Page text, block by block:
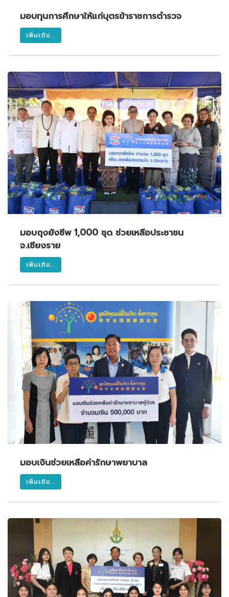
มอบทุนการศึกษาให้แก่บุตรข้าราชการตำรวจ
เพิ่มเติม...
มอบถุงยังชีพ 1,000 ชุด ช่วยเหลือประชาชน
จ.เชียงราย
เพิ่มเติม...
มอบเงินช่วยเหลือค่ารักษาพยาบาล
เพิ่มเติม...